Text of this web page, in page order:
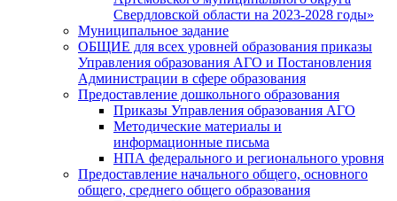
Свердловской области на 2023-2028 годы»
Муниципальное задание
ОБЩИЕ для всех уровней образования приказы
Управления образования АГО и Постановления
Администрации в сфере образования
Предоставление дошкольного образования
Приказы Управления образования АГО
Методические материалы и
информационные письма
НПА федерального и регионального уровня
Предоставление начального общего, основного
общего, среднего общего образования